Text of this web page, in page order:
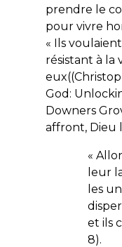
prendre le
pour vivre
« Ils
résistant à
God:
Downers
affront, Dieu
«
leur
les
et ils
8).